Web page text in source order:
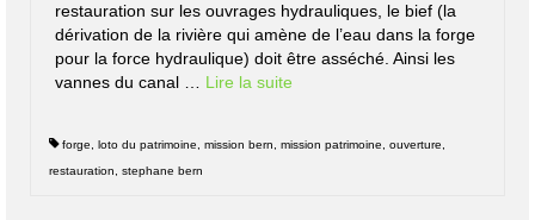
restauration sur les ouvrages hydrauliques, le bief (la
dérivation de la rivière qui amène de l’eau dans la forge
pour la force hydraulique) doit être asséché. Ainsi les
vannes du canal … Lire la suite­­
forge loto du patrimoine mission bern mission patrimoine ouverture
restauration
stephane bern